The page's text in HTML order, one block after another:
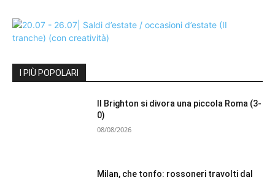
I PIÙ POPOLARI
Il Brighton si divora una piccola Roma (3-
0)
08/08/2026
Milan, che tonfo: rossoneri travolti dal